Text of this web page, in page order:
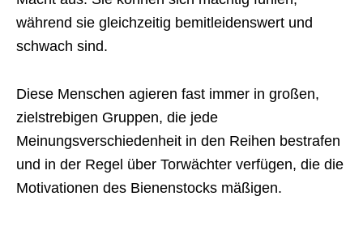
während sie gleichzeitig bemitleidenswert und
schwach sind.
Diese Menschen agieren fast immer in großen,
zielstrebigen Gruppen, die jede
Meinungsverschiedenheit in den Reihen bestrafen
und in der Regel über Torwächter verfügen, die die
Motivationen des Bienenstocks mäßigen.